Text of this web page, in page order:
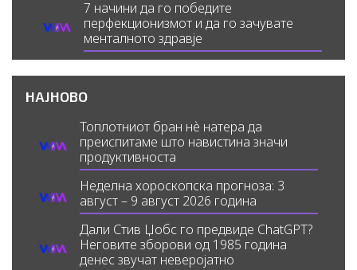
7 начини да го победите
перфекционизмот и да го зачувате
менталното здравје
НАЈНОВО
Топлотниот бран нè натера да
преиспитаме што навистина значи
продуктивноста
Неделна хороскопска прогноза: 3
август – 9 август 2026 година
Дали Стив Џобс го предвиде ChatGPT?
Неговите зборови од 1985 година
денес звучат неверојатно